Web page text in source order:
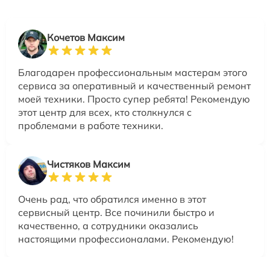
Кочетов Максим
Благодарен профессиональным мастерам этого
сервиса за оперативный и качественный ремонт
моей техники. Просто супер ребята! Рекомендую
этот центр для всех, кто столкнулся с
проблемами в работе техники.
Чистяков Максим
Очень рад, что обратился именно в этот
сервисный центр. Все починили быстро и
качественно, а сотрудники оказались
настоящими профессионалами. Рекомендую!